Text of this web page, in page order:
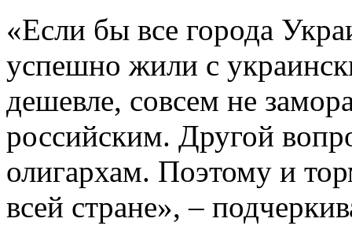
«Если бы все города
успешно жили с
дешевле, совсем не
российским. Другой
олигархам. Поэтому и
всей стране», –